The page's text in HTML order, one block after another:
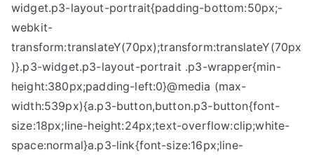
widget.p3-layout-portrait{padding-bottom:50px;-
webkit-
transform:translateY(70px);transform:translateY(70px
)}.p3-widget.p3-layout-portrait .p3-wrapper{min-
height:380px;padding-left:0}@media (max-
width:539px){a.p3-button,button.p3-button{font-
size:18px;line-height:24px;text-overflow:clip;white-
space:normal}a.p3-link{font-size:16px;line-